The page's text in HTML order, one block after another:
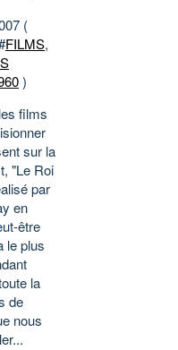
(
FILMS,
)
films
sur la
"Le Roi
par
en
être
le plus
la
de
nous